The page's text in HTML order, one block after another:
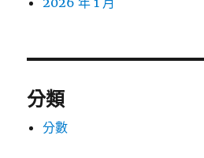
分類
分數